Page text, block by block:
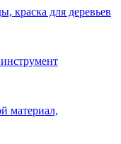
краска для деревьев
материал,